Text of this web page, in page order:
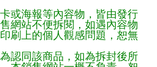
或海報等內容物，皆由發行
網站不便拆閱，如遇內容物
刷上的個人觀感問題，恕無
認同該商品，如為拆封後所